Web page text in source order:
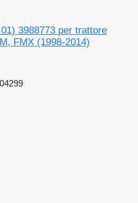
3988773 per trattore
FMX (1998-2014)